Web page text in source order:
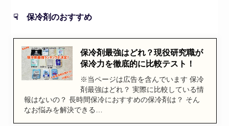
☟ 保冷剤のおすすめ
保冷剤最強はどれ？現役研究職が
保冷力を徹底的に比較テスト！
※当ページは広告を含んでいます 保冷
剤最強はどれ？ 実際に比較している情
報はないの？ 長時間保冷におすすめの保冷剤は？ そん
なお悩みを解決できる…